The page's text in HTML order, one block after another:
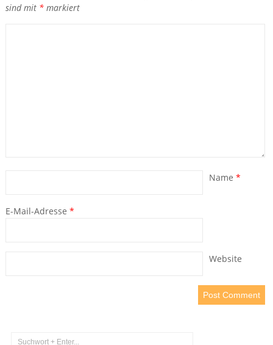
sind mit *markiert
Name *
E-Mail-Adresse *
Website